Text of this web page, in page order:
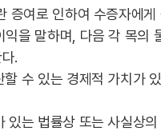
증여로 인하여 수증자에게
을 말하며, 다음 각 목의
.
할 수 있는 경제적 가치가
있는 법률상 또는 사실상의